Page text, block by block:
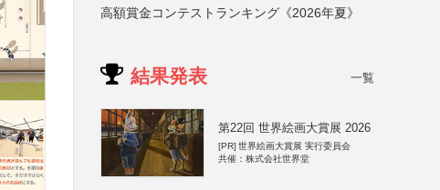
高額賞金コンテストランキング《2026年夏》
結果発表 一覧
第22回 世界絵画大賞展 2026
[PR] 世界絵画大賞展 実行委員会
共催：株式会社世界堂